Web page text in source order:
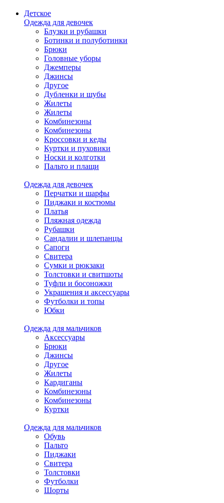
Детское
Одежда для девочек
Блузки и рубашки
Ботинки и полуботинки
Брюки
Головные уборы
Джемперы
Джинсы
Другое
Дубленки и шубы
Жилеты
Жилеты
Комбинезоны
Комбинезоны
Кроссовки и кеды
Куртки и пуховики
Носки и колготки
Пальто и плащи
Одежда для девочек
Перчатки и шарфы
Пиджаки и костюмы
Платья
Пляжная одежда
Рубашки
Сандалии и шлепанцы
Сапоги
Свитера
Сумки и рюкзаки
Толстовки и свитшоты
Туфли и босоножки
Украшения и аксессуары
Футболки и топы
Юбки
Одежда для мальчиков
Аксессуары
Брюки
Джинсы
Другое
Жилеты
Кардиганы
Комбинезоны
Комбинезоны
Куртки
Одежда для мальчиков
Обувь
Пальто
Пиджаки
Свитера
Толстовки
Футболки
Шорты